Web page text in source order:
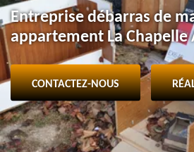
Entreprise débarras de
appartement La Chapelle
CONTACTEZ-NOUS